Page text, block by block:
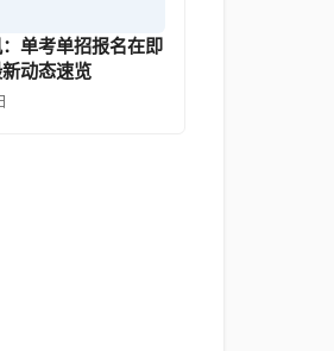
单考单招报名在即
动态速览